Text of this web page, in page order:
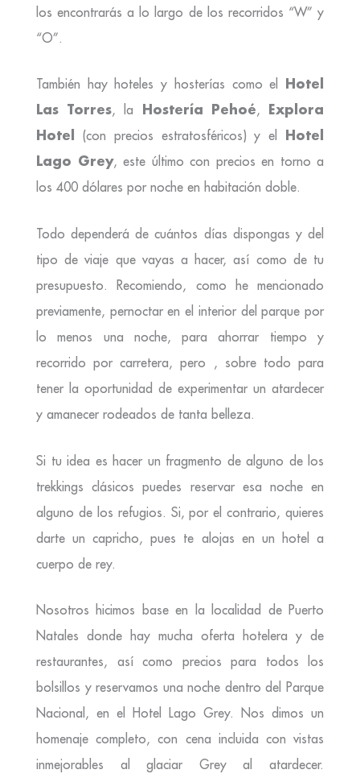
los encontrarás a lo largo de los recorridos “W” y
“O”.
También hay hoteles y hosterías como el Hotel
Las Torres, la Hostería Pehoé, Explora
Hotel
(con precios estratosféricos) y el Hotel
Lago Grey, este último con precios en torno a
los 400 dólares por noche en habitación doble.
Todo dependerá de cuántos días dispongas y del
tipo de viaje que vayas a hacer, así como de tu
presupuesto. Recomiendo, como he mencionado
previamente, pernoctar en el interior del parque por
lo menos una noche, para ahorrar tiempo y
recorrido por carretera, pero , sobre todo para
tener la oportunidad de experimentar un atardecer
y amanecer rodeados de tanta belleza.
Si tu idea es hacer un fragmento de alguno de los
trekkings clásicos puedes reservar esa noche en
alguno de los refugios. Si, por el contrario, quieres
darte un capricho, pues te alojas en un hotel a
cuerpo de rey.
Nosotros hicimos base en la localidad de Puerto
Natales donde hay mucha oferta hotelera y de
restaurantes, así como precios para todos los
bolsillos y reservamos una noche dentro del Parque
Nacional, en el Hotel Lago Grey. Nos dimos un
homenaje completo, con cena incluida con vistas
inmejorables al glaciar Grey al atardecer.